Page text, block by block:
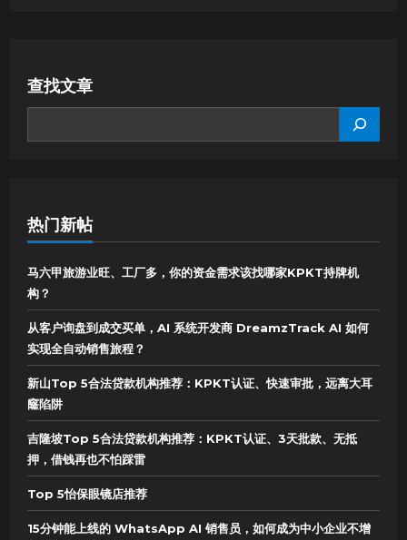
查找文章
热门新帖
马六甲旅游业旺、工厂多，你的资金需求该找哪家KPKT持牌机
构？
从客户询盘到成交买单，AI 系统开发商 DreamzTrack AI 如何
实现全自动销售旅程？
新山Top 5合法贷款机构推荐：KPKT认证、快速审批，远离大耳
窿陷阱
吉隆坡Top 5合法贷款机构推荐：KPKT认证、3天批款、无抵
押，借钱再也不怕踩雷
Top 5怡保眼镜店推荐
15分钟能上线的 WhatsApp AI 销售员，如何成为中小企业不增